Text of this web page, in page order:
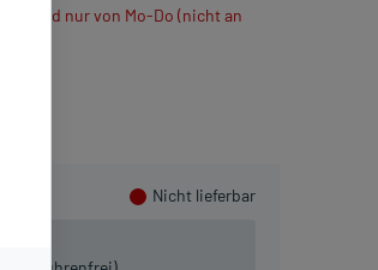
Nicht lieferbar
nur von Mo-Do (nicht an